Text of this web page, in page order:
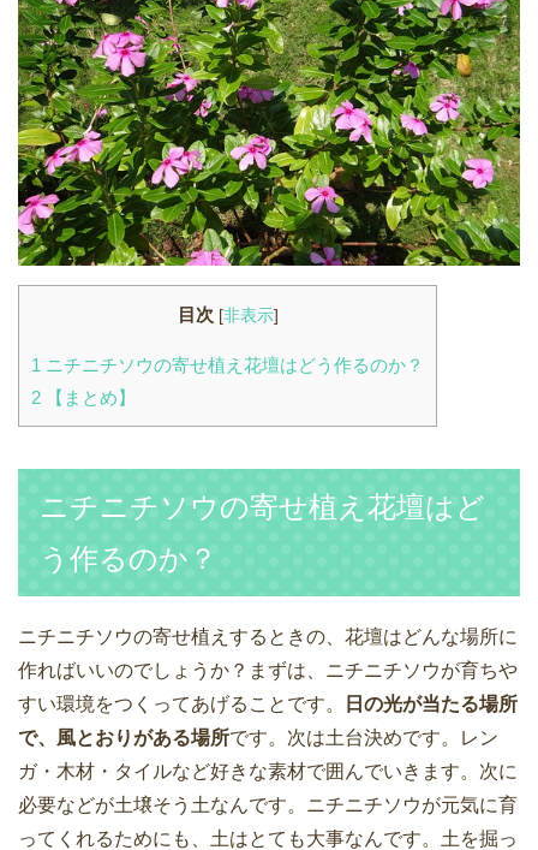
目次 [非表示]
1 ニチニチソウの寄せ植え花壇はどう作るのか？
2 【まとめ】
ニチニチソウの寄せ植え花壇はど
う作るのか？
ニチニチソウの寄せ植えするときの、花壇はどんな場所に
作ればいいのでしょうか？まずは、ニチニチソウが育ちや
すい環境をつくってあげることです。
日の光が当たる場所
で、風とおりがある場所です。次は土台決めです。レン
ガ・木材・タイルなど好きな素材で囲んでいきます。次に
必要などが土壌そう土なんです。ニチニチソウが元気に育
ってくれるためにも、土はとても大事なんです。土を掘っ